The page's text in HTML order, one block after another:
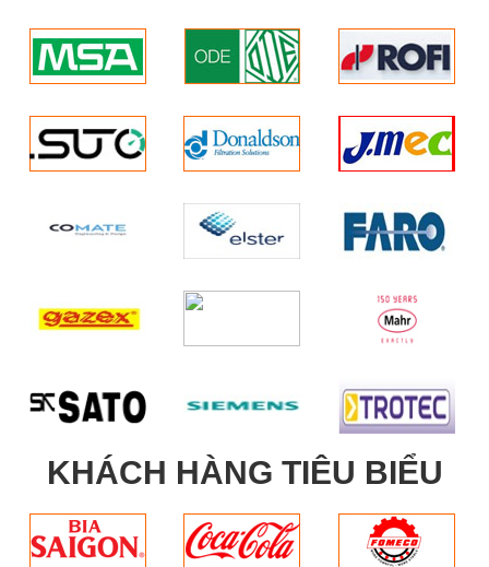
KHÁCH HÀNG TIÊU BIỂU